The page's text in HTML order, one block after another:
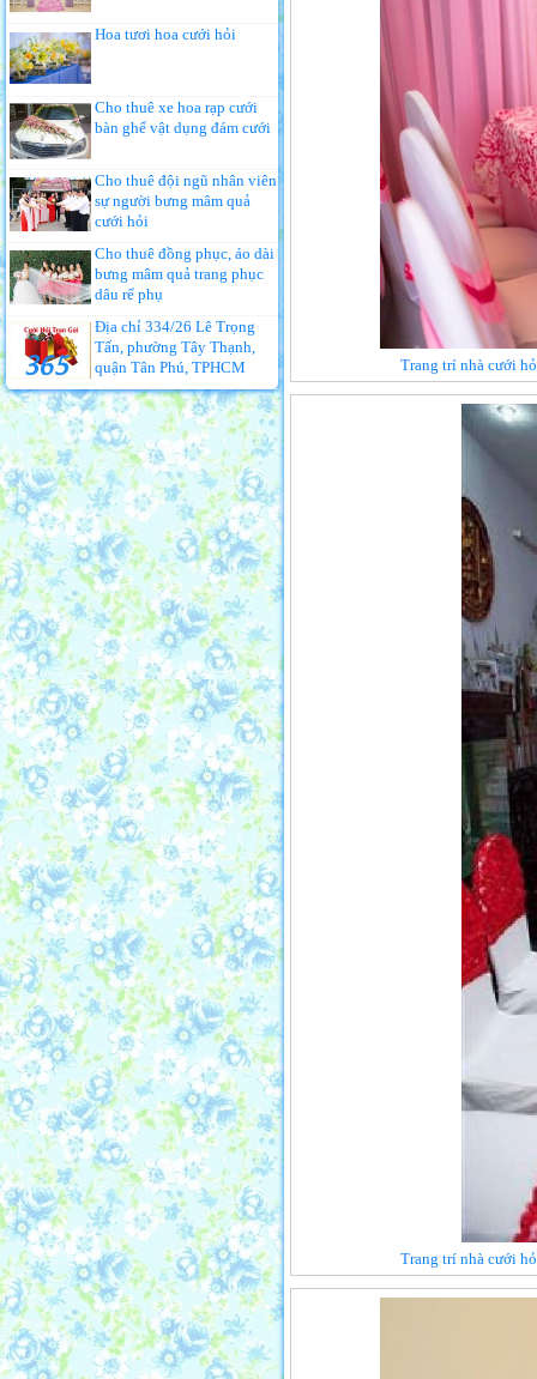
Hoa tươi hoa cưới hỏi
Cho thuê xe hoa rạp cưới
bàn ghế vật dụng đám cưới
Cho thuê đội ngũ nhân viên
sự người bưng mâm quả
cưới hỏi
Cho thuê đồng phục, áo dài
bưng mâm quả trang phục
dâu rể phụ
Địa chỉ 334/26 Lê Trọng
Tấn, phường Tây Thạnh,
quận Tân Phú, TPHCM
Trang trí nhà cưới
Trang trí nhà cưới